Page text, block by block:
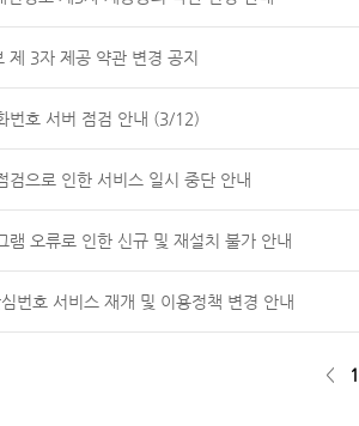
제 3자 제공 약관 변경 공지
번호 서버 점검 안내 (3/12)
검으로 인한 서비스 일시 중단 안내
램 오류로 인한 신규 및 재설치 불가 안내
번호 서비스 재개 및 이용정책 변경 안내
< 1